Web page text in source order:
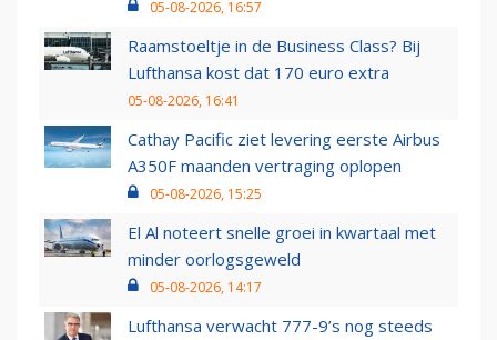
05-08-2026, 16:57
Raamstoeltje in de Business Class? Bij
Lufthansa kost dat 170 euro extra
05-08-2026, 16:41
Cathay Pacific ziet levering eerste Airbus
A350F maanden vertraging oplopen
05-08-2026, 15:25
El Al noteert snelle groei in kwartaal met
minder oorlogsgeweld
05-08-2026, 14:17
Lufthansa verwacht 777-9’s nog steeds